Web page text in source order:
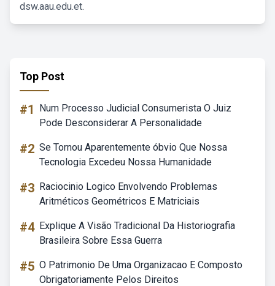
dsw.aau.edu.et.
Top Post
#1
Num Processo Judicial Consumerista O Juiz
Pode Desconsiderar A Personalidade
#2 Se Tornou Aparentemente óbvio Que Nossa
Tecnologia Excedeu Nossa Humanidade
#3 Raciocinio Logico Envolvendo Problemas
Aritméticos Geométricos E Matriciais
#4 Explique A Visão Tradicional Da Historiografia
Brasileira Sobre Essa Guerra
#5 O Patrimonio De Uma Organizacao E Composto
Obrigatoriamente Pelos Direitos